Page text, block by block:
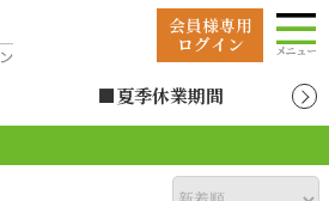
■夏季休業期間
2026年8月12日（水）
（水）